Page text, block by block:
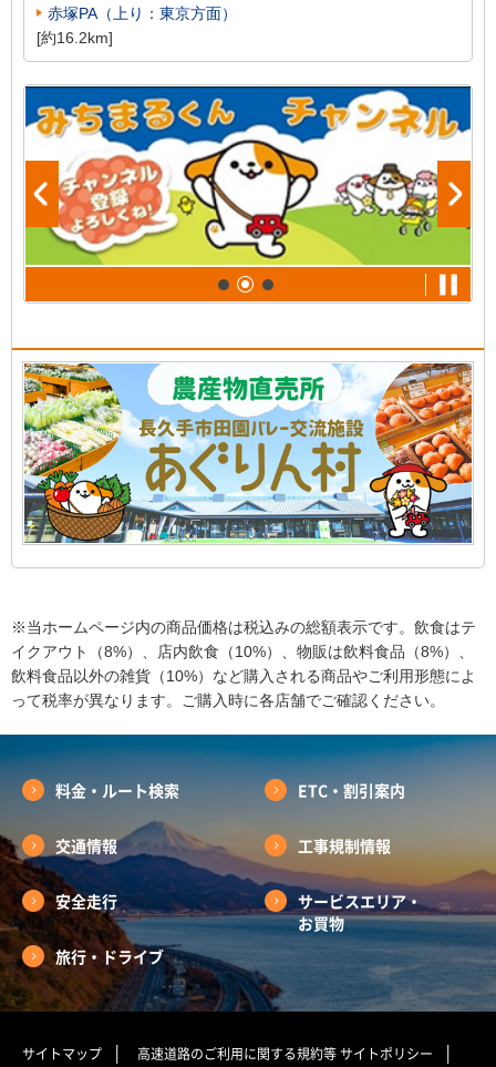
赤塚PA（上り：東京方面）
[約16.2km]
※当ホームページ内の商品価格は税込みの総額表示です。飲食はテ
イクアウト（8%）、店内飲食（10%）、物販は飲料食品（8%）、
飲料食品以外の雑貨（10%）など購入される商品やご利用形態によ
って税率が異なります。ご購入時に各店舗でご確認ください。
料金・ルート検索 ETC・割引案内
交通情報 工事規制情報
安全走行
サービスエリア・
お買物
旅行・ドライブ
サイトマップ 高速道路のご利用に関する規約等サイトポリシー